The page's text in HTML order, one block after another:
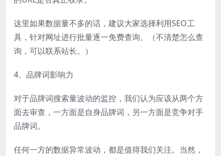
这里如果数据量不多的话，建议大家选择利用SEO工
具，针对网址进行批量逐一免费查询。（不清楚怎么查
询，可以联系站长。）
4、品牌词影响力
对于品牌词搜索量波动的监控，我们认为应该从两个方
面去审查，一方面是自身品牌词，另一方面是竞争对手
品牌词。
任何一方的数据异常波动，都是值得我们关注。当然，